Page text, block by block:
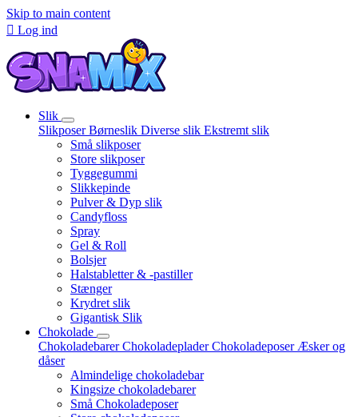
Skip to main content
 Log ind
Slik
SlikposerBørneslik Diverse slik Ekstremt slik
Små slikposer
Store slikposer
Tyggegummi
Slikkepinde
Pulver & Dyp slik
Candyfloss
Spray
Gel & Roll
Bolsjer
Halstabletter & -pastiller
Stænger
Krydret slik
Gigantisk Slik
Chokolade
ChokoladebarerChokoladepladerChokoladeposer Æsker og
dåser
Almindelige chokoladebar
Kingsize chokoladebarer
Små Chokoladeposer